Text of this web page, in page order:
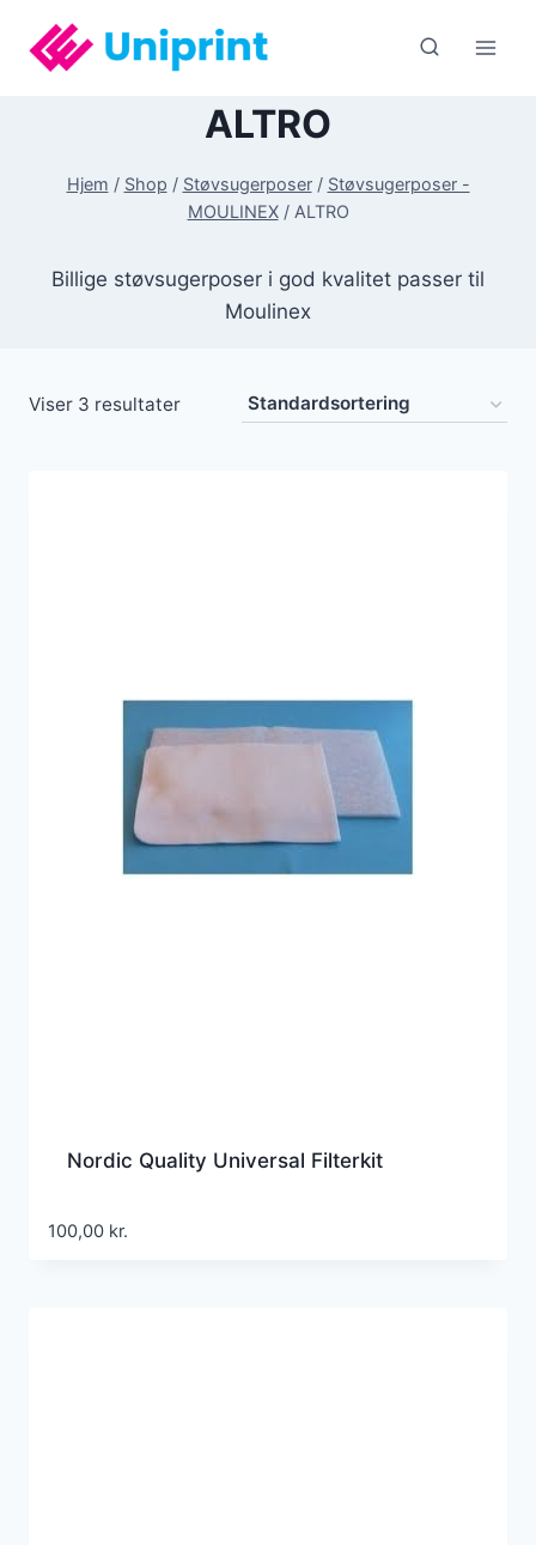
indhold
ALTRO
Hjem / Shop / Støvsugerposer / Støvsugerposer -
MOULINEX / ALTRO
Billige støvsugerposer i god kvalitet passer til
Moulinex
Viser 3 resultater
Nordic Quality Universal Filterkit
100,00 kr.